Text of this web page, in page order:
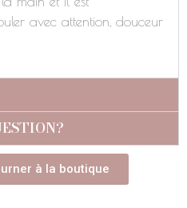
avec attention, douceur
à la boutique